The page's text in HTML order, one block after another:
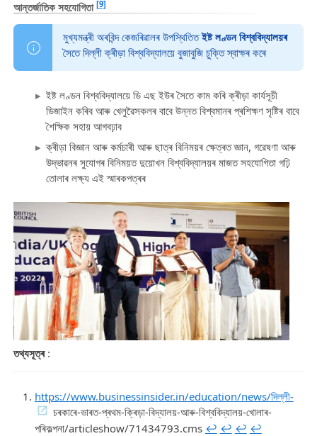
আন্তৰ্জাতিক সহযোগিতা [9]
মুখ্যমন্ত্ৰী অৰবিন্দ কেজৰিৱালৰ উপস্থিতিতইষ্ট লণ্ডন বিশ্ববিদ্যালয়ৰ
সৈতে দিল্লী ক্ৰীড়া বিশ্ববিদ্যালয়ে বুজাবুজি চুক্তি স্বাক্ষৰ কৰে
ইষ্ট লণ্ডন বিশ্ববিদ্যালয়ে ডি এছ ইউৰ সৈতে কাম কৰি ক্ৰীড়া কাৰ্যসূচী
ডিজাইন কৰিব আৰু খেলুৱৈসকলৰ বাবে উন্নত বিশ্বমানৰ প্ৰশিক্ষণ সৃষ্টিৰ বাবে
শৈক্ষিক সহায় আগবঢ়াব
ক্ৰীড়া বিজ্ঞান আৰু কৰ্মচাৰী আৰু ছাত্ৰ বিনিময়ৰ ক্ষেত্ৰত জ্ঞান, গৱেষণা আৰু
উদ্ভাৱনৰ সুযোগৰ বিনিময়ত দুয়োখন বিশ্ববিদ্যালয়ৰ মাজত সহযোগিতা গঢ়ি
তোলাৰ লক্ষ্য এই স্মাৰকপত্ৰৰ
তথ্যসূত্ৰ:
https://www.businessinsider.in/education/news/দিল্লী-
চৰকাৰে-ভাৰত-প্ৰথম-ক্ৰিড়া-বিদ্যালয়-আৰু-বিশ্ববিদ্যালয়-খোলাৰ-
পৰিকল্পনা/articleshow/71434793.cms ↩︎ ↩︎ ↩︎ ↩︎